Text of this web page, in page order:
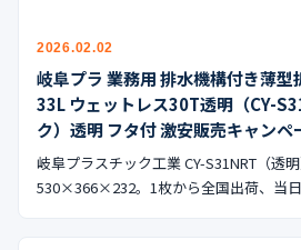
2026.02.02
岐阜プラ 業務用 排水機構付き薄
33L ウェットレス30T透明（CY-
ク）透明 フタ付 激安販売キャンペ
岐阜プラスチック工業 CY-S31NRT（透
530×366×232。1枚から全国出荷、当日